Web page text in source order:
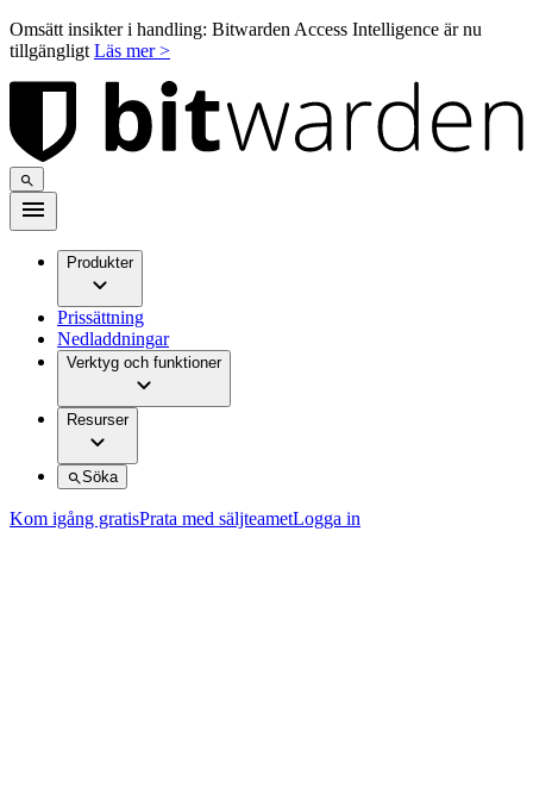
Omsätt insikter i handling: Bitwarden Access Intelligence är nu
tillgängligt Läs mer >
Produkter
Prissättning
Nedladdningar
Verktyg och funktioner
Resurser
Söka
Kom igång gratisPrata med säljteametLogga in